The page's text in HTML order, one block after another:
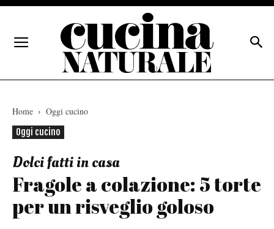
Home
Oggi cucino
Oggi cucino
Dolci fatti in casa
Fragole a colazione: 5 torte
per un risveglio goloso